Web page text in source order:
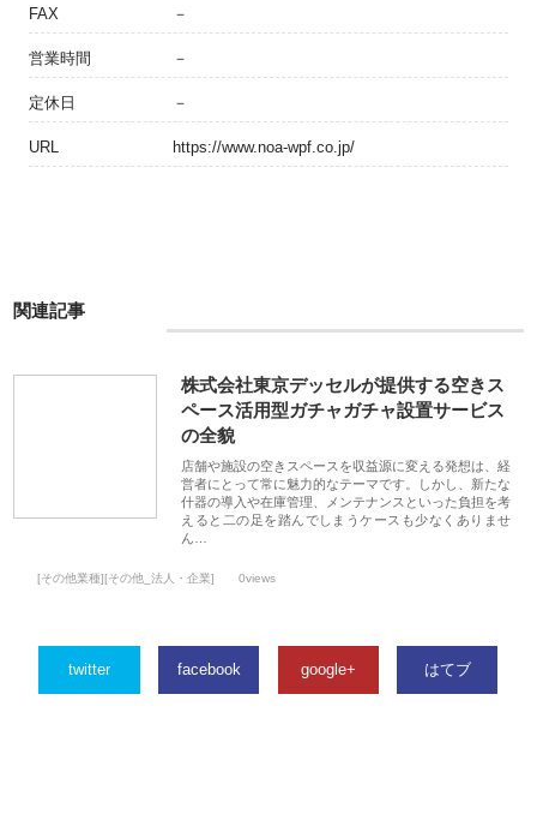
FAX －
営業時間 －
定休日 －
URL https://www.noa-wpf.co.jp/
関連記事
株式会社東京デッセルが提供する空きス
ペース活用型ガチャガチャ設置サービス
の全貌
店舗や施設の空きスペースを収益源に変える発想は、経
営者にとって常に魅力的なテーマです。しかし、新たな
什器の導入や在庫管理、メンテナンスといった負担を考
えると二の足を踏んでしまうケースも少なくありませ
ん…
[その他業種][その他_法人・企業] 0views
twitter facebook google+ はてブ